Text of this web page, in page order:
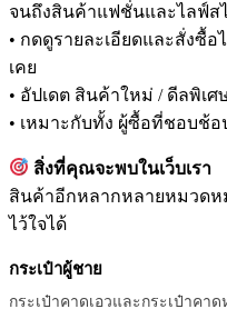
จนถึงสินค้าแฟชั่นและไลฟ์ส
• กดดูรายละเอียดและสั่ง
เคย
• อัปเดต สินค้าใหม่ / ดีลพิเ
• เหมาะกับทั้ง ผู้ซื้อที่ชอบช้
สิ่งที่คุณจะพบในเว็บเรา
สินค้าอีกหลากหลายหมวด
ไว้ใจได้
กระเป๋าผู้ชาย
กระเป๋าคาดเอวและกระเป๋าคา